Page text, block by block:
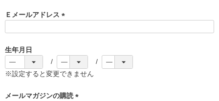
)
Ｅメールアドレス
)
生年月日
※設定すると変更できません
メールマガジンの購読